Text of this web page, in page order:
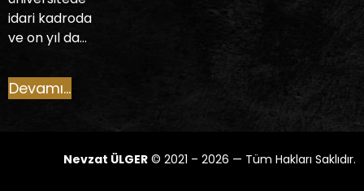
idari kadroda
ve on yıl da…
Devamı...
Nevzat ÜLGER © 2021 – 2026 — Tüm Hakları Saklıdır.